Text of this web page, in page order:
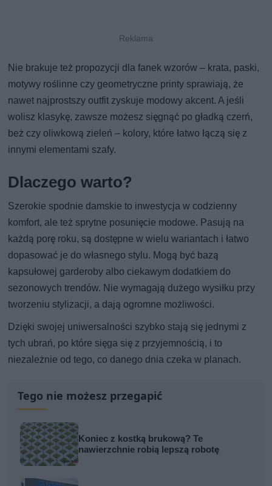
Nie brakuje też propozycji dla fanek wzorów – krata, paski,
motywy roślinne czy geometryczne printy sprawiają, że
nawet najprostszy outfit zyskuje modowy akcent. A jeśli
wolisz klasykę, zawsze możesz sięgnąć po gładką czerń,
beż czy oliwkową zieleń – kolory, które łatwo łączą się z
innymi elementami szafy.
Dlaczego warto?
Szerokie spodnie damskie to inwestycja w codzienny
komfort, ale też sprytne posunięcie modowe. Pasują na
każdą porę roku, są dostępne w wielu wariantach i łatwo
dopasować je do własnego stylu. Mogą być bazą
kapsułowej garderoby albo ciekawym dodatkiem do
sezonowych trendów. Nie wymagają dużego wysiłku przy
tworzeniu stylizacji, a dają ogromne możliwości.
Dzięki swojej uniwersalności szybko stają się jednymi z
tych ubrań, po które sięga się z przyjemnością, i to
niezależnie od tego, co danego dnia czeka w planach.
Tego nie możesz przegapić
Koniec z kostką brukową? Te
nawierzchnie robią lepszą robotę